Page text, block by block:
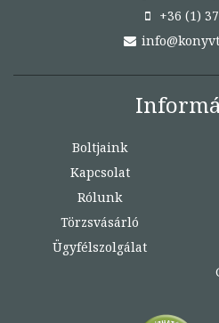
+36 (1)
Boltjaink
Kapcsolat
Rólunk
Törzsvásárló
Ügyfélszolgálat